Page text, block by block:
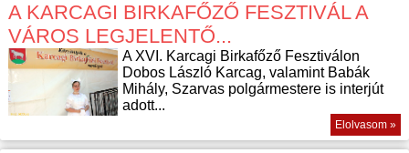
A KARCAGI BIRKAFŐZŐ FESZTIVÁL A
VÁROS LEGJELENTŐ...
A XVI. Karcagi Birkafőző Fesztiválon
Dobos László Karcag, valamint Babák
Mihály, Szarvas polgármestere is interjút
adott...
Elolvasom »